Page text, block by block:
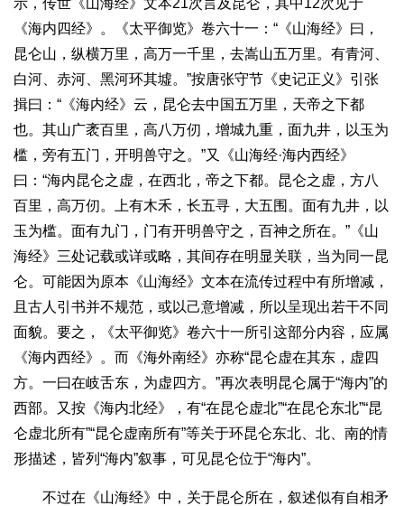
示，传世《山海经》文本21次言及昆仑，其中12次见于
《海内四经》。《太平御览》卷六十一：“《山海经》曰，
昆仑山，纵横万里，高万一千里，去嵩山五万里。有青河、
白河、赤河、黑河环其墟。”按唐张守节《史记正义》引张
揖曰：“《海内经》云，昆仑去中国五万里，天帝之下都
也。其山广袤百里，高八万仞，增城九重，面九井，以玉为
槛，旁有五门，开明兽守之。”又《山海经·海内西经》
曰：“海内昆仑之虚，在西北，帝之下都。昆仑之虚，方八
百里，高万仞。上有木禾，长五寻，大五围。面有九井，以
玉为槛。面有九门，门有开明兽守之，百神之所在。”《山
海经》三处记载或详或略，其间存在明显关联，当为同一昆
仑。可能因为原本《山海经》文本在流传过程中有所增减，
且古人引书并不规范，或以己意增减，所以呈现出若干不同
面貌。要之，《太平御览》卷六十一所引这部分内容，应属
《海内西经》。而《海外南经》亦称“昆仑虚在其东，虚四
方。一曰在岐舌东，为虚四方。”再次表明昆仑属于“海内”的
西部。又按《海内北经》，有“在昆仑虚北”“在昆仑东北”“昆
仑虚北所有”“昆仑虚南所有”等关于环昆仑东北、北、南的情
形描述，皆列“海内”叙事，可见昆仑位于“海内”。
不过在《山海经》中，关于昆仑所在，叙述似有自相矛